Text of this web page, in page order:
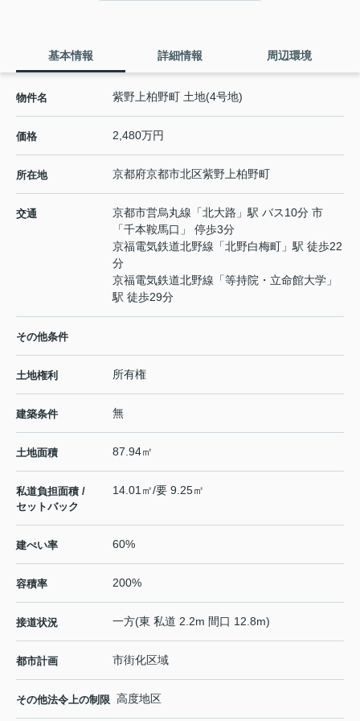
基本情報 詳細情報 周辺環境
物件名 紫野上柏野町 土地(4号地)
価格 2,480万円
所在地 京都府京都市北区紫野上柏野町
交通 京都市営烏丸線 「北大路 」駅 バス10分 市
「千本鞍馬口」 停歩3分
京福電気鉄道北野線 「北野白梅町 」駅 徒歩22
分
京福電気鉄道北野線 「等持院・立命館大学 」
駅 徒歩29分
その他条件
土地権利 所有権
建築条件 無
土地面積 87.94㎡
私道負担面積 /
セットバック
14.01㎡/要 9.25㎡
建ぺい率 60%
容積率 200%
接道状況 一方(東 私道 2.2m 間口 12.8m)
都市計画 市街化区域
その他法令上の制限 高度地区